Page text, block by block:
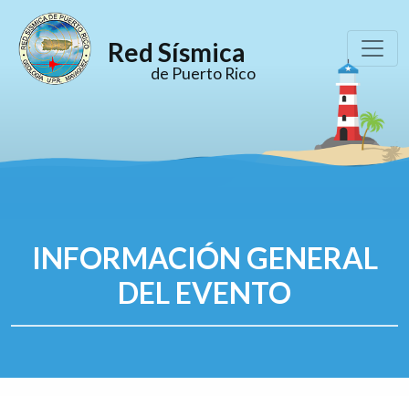
Red Sísmica
de Puerto Rico
INFORMACIÓN GENERAL
DEL EVENTO